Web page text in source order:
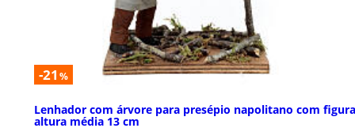
-21 %
Lenhador com árvore para presépio napolitano com
altura média 13 cm